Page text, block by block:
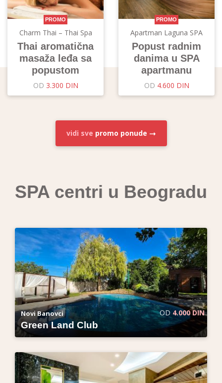
PROMO
Charm Thai – Thai Spa
Thai aromatična
masaža leđa sa
popustom
OD 3.300 DIN
PROMO
Apartman Laguna SPA
Popust radnim
danima u SPA
apartmanu
OD 4.600 DIN
vidi sve promo ponude
SPA centri u Beogradu
Novi Banovci
Green Land Club
OD 4.000 DIN